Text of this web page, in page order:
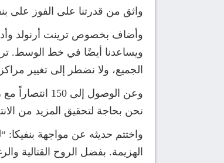
واثق من قدرتنا على الفوز على
وأضاف بخصوص ترينت أرنولد
ويساعدنا أيضًا في خط الوسط.
الجميع، ولا نضطر إلى تغيير
وعن الوصول
نحن بحاجة لتحقيق المزيد من
واختتم حديثه عن مواجهة
الهزيمة. بفضل الروح القتالية